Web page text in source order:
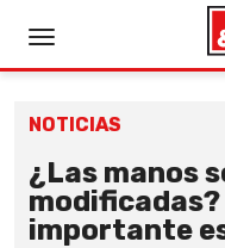
NOTICIAS
¿Las manos
importante